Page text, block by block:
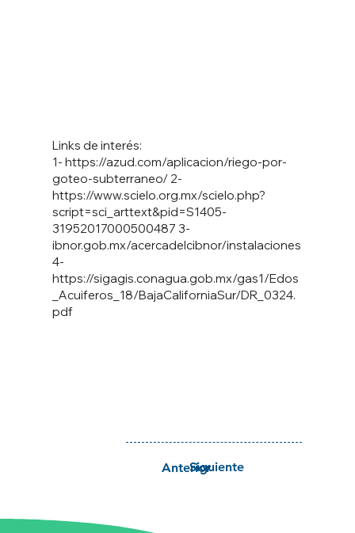
1-https://azud.com/aplicacion/riego-por-
goteo-subterraneo/ 2-
https://www.scielo.org.mx/scielo.php?
script=sci_arttext&pid=S1405-
31952017000500487 3-
ibnor.gob.mx/acercadelcibnor/instalaciones
4-
https://sigagis.conagua.gob.mx/gas1/Edos
_Acuiferos_18/BajaCaliforniaSur/DR_0324.
pdf
Links de interés:
Siguiente
Anterior